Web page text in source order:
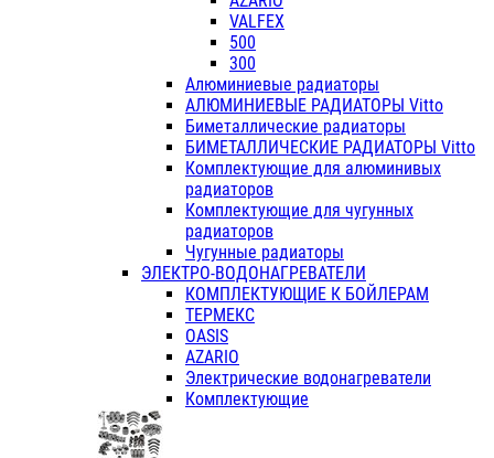
VALFEX
500
300
Алюминиевые радиаторы
АЛЮМИНИЕВЫЕ РАДИАТОРЫ Vitto
Биметаллические радиаторы
БИМЕТАЛЛИЧЕСКИЕ РАДИАТОРЫ Vitto
Комплектующие для алюминивых
радиаторов
Комплектующие для чугунных
радиаторов
Чугунные радиаторы
ЭЛЕКТРО-ВОДОНАГРЕВАТЕЛИ
КОМПЛЕКТУЮЩИЕ К БОЙЛЕРАМ
ТЕРМЕКС
OASIS
AZARIO
Электрические водонагреватели
Комплектующие